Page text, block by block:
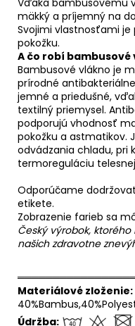
mäkký a príjemný na
Svojimi vlastnosťami
pokožku.
A čo robí
Bambusové vlákno je
prírodné
jemné a priedušné,
textilný priemysel.
podporujú vhodnosť
pokožku a astmatikov.
odvádzania chladu, pri
termoreguláciu
Odporúčame
etikete.
Zobrazenie farieb sa
Český výrobok,
našich zdravotne
Materiálové zloženie:
Údržba: